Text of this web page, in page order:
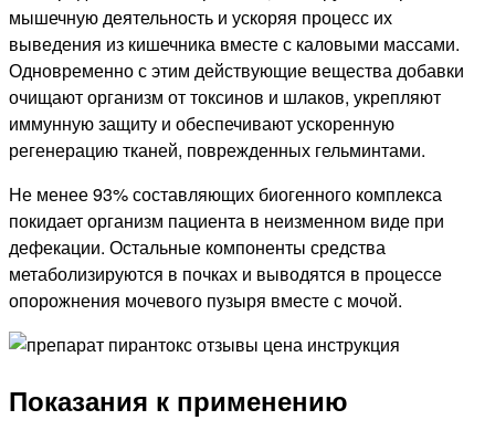
мышечную деятельность и ускоряя процесс их
выведения из кишечника вместе с каловыми массами.
Одновременно с этим действующие вещества добавки
очищают организм от токсинов и шлаков, укрепляют
иммунную защиту и обеспечивают ускоренную
регенерацию тканей, поврежденных гельминтами.
Не менее 93% составляющих биогенного комплекса
покидает организм пациента в неизменном виде при
дефекации. Остальные компоненты средства
метаболизируются в почках и выводятся в процессе
опорожнения мочевого пузыря вместе с мочой.
Показания к применению